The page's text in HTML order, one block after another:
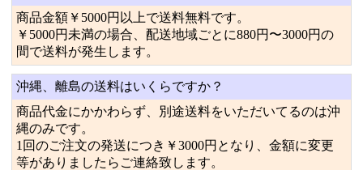
商品金額￥5000円以上で送料無料です。
￥5000円未満の場合、配送地域ごとに880円〜3000円の
間で送料が発生します。
沖縄、離島の送料はいくらですか？
商品代金にかかわらず、別途送料をいただいてるのは沖
縄のみです。
1回のご注文の発送につき￥3000円となり、金額に変更
等がありましたらご連絡致します。